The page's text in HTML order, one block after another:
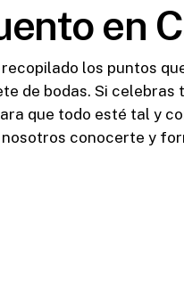
en
recopilado los puntos
de bodas. Si celebras
que todo esté tal y
nosotros conocerte y